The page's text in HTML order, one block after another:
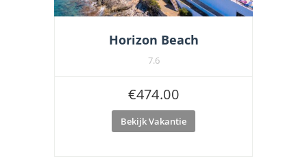
Horizon Beach
7.6
€474.00
Bekijk Vakantie